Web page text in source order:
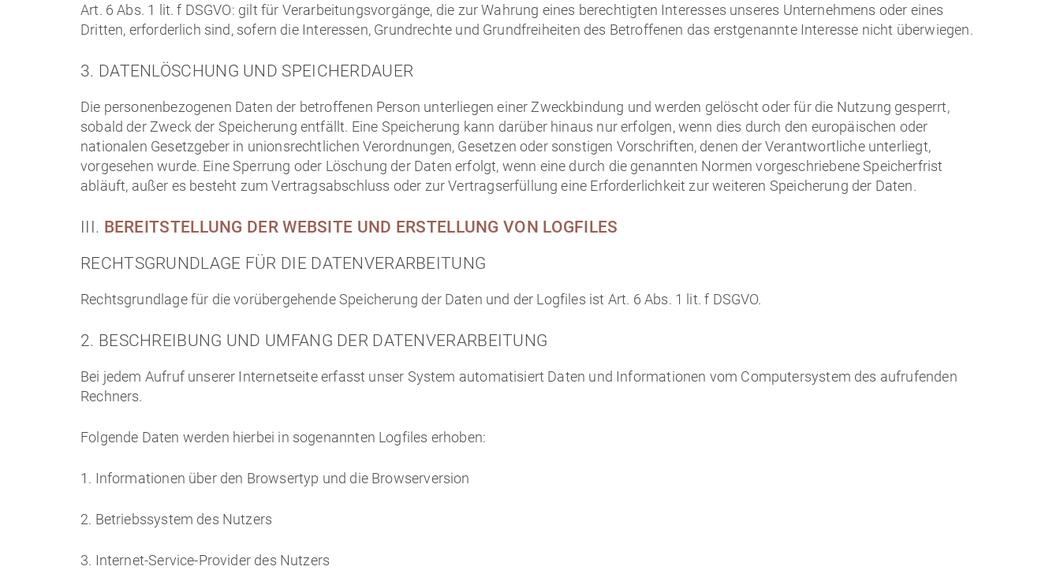
Art. 6 Abs. 1 lit. f DSGVO: gilt für Verarbeitungsvorgänge, die zur Wahrung eines berechtigten Interesses unseres Unternehmens oder eines
Dritten, erforderlich sind, sofern die Interessen, Grundrechte und Grundfreiheiten des Betroffenen das erstgenannte Interesse nicht überwiegen.
3. DATENLÖSCHUNG UND SPEICHERDAUER
Die personenbezogenen Daten der betroffenen Person unterliegen einer Zweckbindung und werden gelöscht oder für die Nutzung gesperrt,
sobald der Zweck der Speicherung entfällt. Eine Speicherung kann darüber hinaus nur erfolgen, wenn dies durch den europäischen oder
nationalen Gesetzgeber in unionsrechtlichen Verordnungen, Gesetzen oder sonstigen Vorschriften, denen der Verantwortliche unterliegt,
vorgesehen wurde. Eine Sperrung oder Löschung der Daten erfolgt, wenn eine durch die genannten Normen vorgeschriebene Speicherfrist
abläuft, außer es besteht zum Vertragsabschluss oder zur Vertragserfüllung eine Erforderlichkeit zur weiteren Speicherung der Daten.
III. BEREITSTELLUNG DER WEBSITE UND ERSTELLUNG VON LOGFILES
RECHTSGRUNDLAGE FÜR DIE DATENVERARBEITUNG
Rechtsgrundlage für die vorübergehende Speicherung der Daten und der Logfiles ist Art. 6 Abs. 1 lit. f DSGVO.
2. BESCHREIBUNG UND UMFANG DER DATENVERARBEITUNG
Bei jedem Aufruf unserer Internetseite erfasst unser System automatisiert Daten und Informationen vom Computersystem des aufrufenden
Rechners.
Folgende Daten werden hierbei in sogenannten Logfiles erhoben:
1. Informationen über den Browsertyp und die Browserversion
2. Betriebssystem des Nutzers
3. Internet-Service-Provider des Nutzers